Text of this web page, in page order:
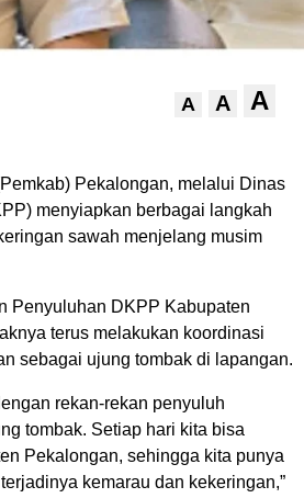
A A A
Pekalongan, melalui Dinas
menyiapkan berbagai langkah
sawah menjelang musim
Penyuluhan DKPP Kabupaten
terus melakukan koordinasi
sebagai ujung tombak di lapangan.
rekan-rekan penyuluh
tombak. Setiap hari kita bisa
Pekalongan, sehingga kita punya
kemarau dan kekeringan,”